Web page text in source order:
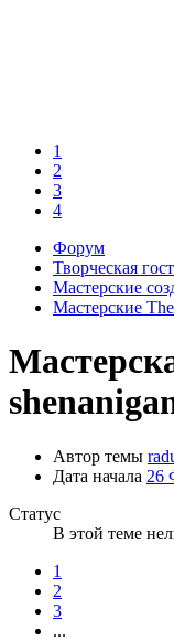
1
2
3
4
Форум
Творческая
Мастерские
Мастерские
Автор темы
Дата начала 26
Статус
В этой теме
1
2
3
...